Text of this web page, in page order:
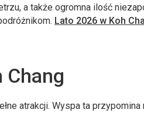
a także ogromna ilość
Lato 2026 w Koh
Chang
atrakcji. Wyspa ta